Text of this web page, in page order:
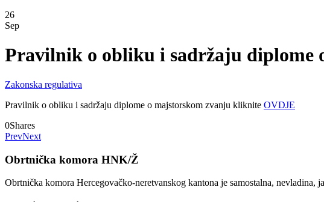
26
Sep
Pravilnik o obliku i sadržaju diplome
Zakonska regulativa
Pravilnik o obliku i sadržaju diplome o majstorskom zvanju kliknite OVDJE
0Shares
PrevNext
Obrtnička komora HNK/Ž
Obrtnička komora Hercegovačko-neretvanskog kantona je samostalna,